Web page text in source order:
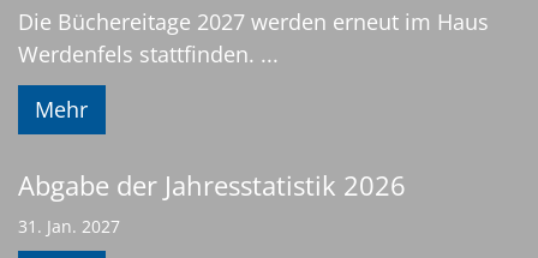
Die Büchereitage 2027 werden erneut im Haus
Werdenfels stattfinden. ...
Mehr
Abgabe der Jahresstatistik 2026
31. Jan. 2027